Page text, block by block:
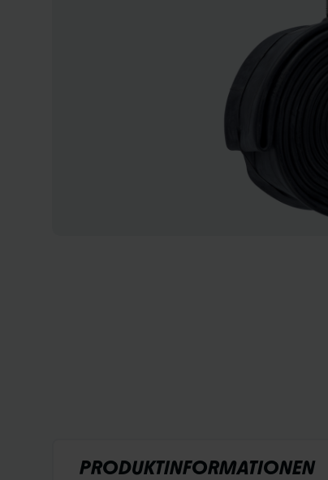
PRODUKTINFORMATIONEN